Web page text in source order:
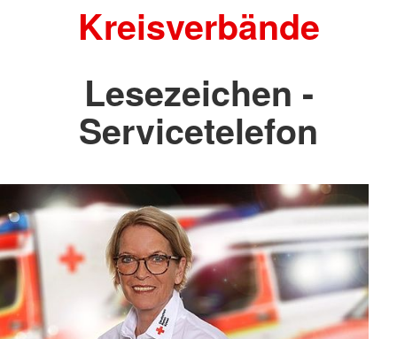
Kreisverbände
Lesezeichen -
Servicetelefon